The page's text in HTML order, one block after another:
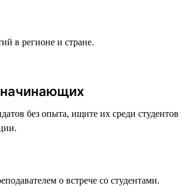
в регионе и стране.
без опыта, ищите их среди
о встрече со студентами.